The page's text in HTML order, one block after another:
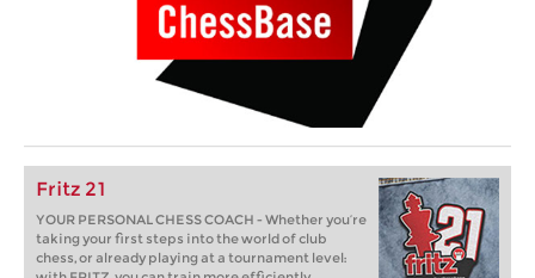
Fritz 21
YOUR PERSONAL CHESS COACH - Whether you’re
taking your first steps into the world of club
chess, or already playing at a tournament level: